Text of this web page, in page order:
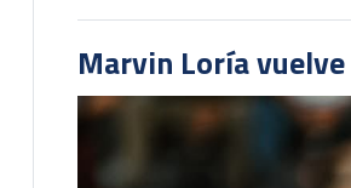
Marvin Loría